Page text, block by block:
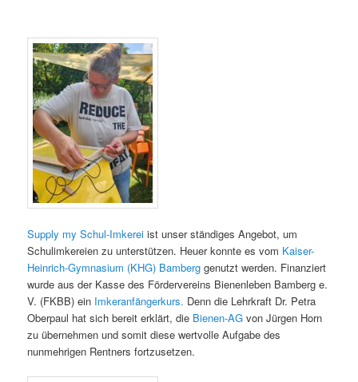
Supply my Schul-Imkerei ist unser ständiges Angebot, um
Schulimkereien zu unterstützen. Heuer konnte es vom Kaiser-
Heinrich-Gymnasium (KHG) Bamberg genutzt werden. Finanziert
wurde aus der Kasse des Fördervereins Bienenleben Bamberg e.
V. (FKBB) ein Imkeranfängerkurs. Denn die Lehrkraft Dr. Petra
Oberpaul hat sich bereit erklärt, die Bienen-AG von Jürgen Horn
zu übernehmen und somit diese wertvolle Aufgabe des
nunmehrigen Rentners fortzusetzen.